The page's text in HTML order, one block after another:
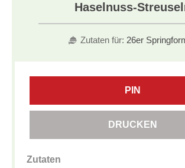
Haselnuss-
Zutaten für: 26er
PIN
DRUCKEN
Zutaten